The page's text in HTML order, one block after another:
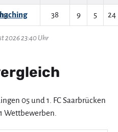
38 9 5 24
2026 23:40 Uhr
05 und 1. FC Saarbrücken
Wettbewerben.